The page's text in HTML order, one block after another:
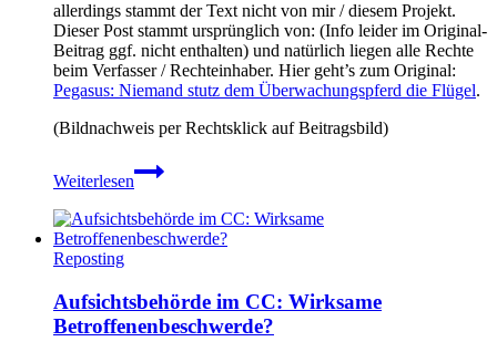
allerdings stammt der Text nicht von mir / diesem Projekt.
Dieser Post stammt ursprünglich von: (Info leider im Original-
Beitrag ggf. nicht enthalten) und natürlich liegen alle Rechte
beim Verfasser / Rechteinhaber. Hier geht’s zum Original:
Pegasus: Niemand stutz dem Überwachungspferd die Flügel.
(Bildnachweis per Rechtsklick auf Beitragsbild)
Weiterlesen
Pegasus:
Niemand
dem
Überwachungspferd
Reposting
Aufsichtsbehörde im CC: Wirksame
Betroffenenbeschwerde?